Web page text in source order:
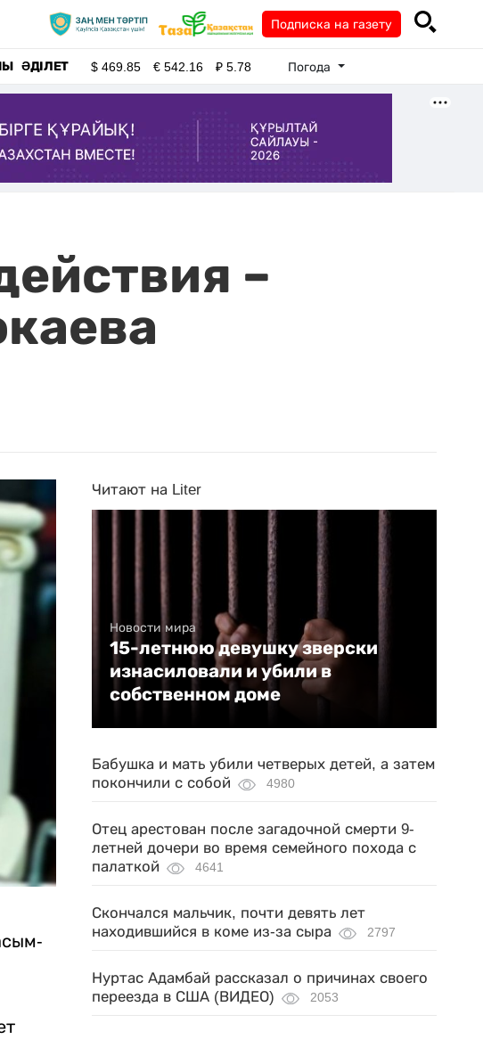
Подписка на газету
ӘДІЛЕТ $469.85 €542.16 ₽5.78 Погода
–
Читают на Liter
Новости мира
15-летнюю девушку зверски
изнасиловали и убили в
собственном доме
Бабушка и мать убили четверых детей, а затем
покончили с собой
4980
Отец арестован после загадочной смерти 9-
летней дочери во время семейного похода с
палаткой
4641
Скончался мальчик, почти девять лет
находившийся в коме из-за сыра
2797
Нуртас Адамбай рассказал о причинах своего
переезда в США (ВИДЕО)
2053